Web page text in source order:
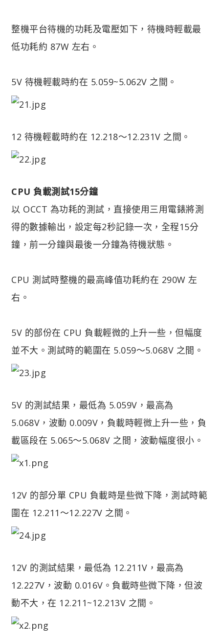
整機平台待機的功耗及電壓如下，待機時輕載最
低功耗約 87W 左右。
5V 待機輕載時約在 5.059~5.062V 之間。
12 待機輕載時約在 12.218～12.231V 之間。
CPU 負載測試15分鐘
以 OCCT 為功耗的測試，直接使用三用電錶將測
得的數據輸出，設定每2秒記錄一次，全程15分
鐘，前一分鐘與最後一分鐘為待機狀態。
CPU 測試時整機的最高峰值功耗約在 290W 左
右。
5V 的部份在 CPU 負載輕微的上升一些，但幅度
並不大。測試時的範圍在 5.059～5.068V 之間。
5V 的測試結果，最低為 5.059V，最高為
5.068V，波動 0.009V，負載時輕微上升一些，負
載區段在 5.065～5.068V 之間，波動幅度很小。
12V 的部分單 CPU 負載時是些微下降，測試時範
圍在 12.211～12.227V 之間。
12V 的測試結果，最低為 12.211V，最高為
12.227V，波動 0.016V。負載時些微下降，但波
動不大，在 12.211~12.213V 之間。